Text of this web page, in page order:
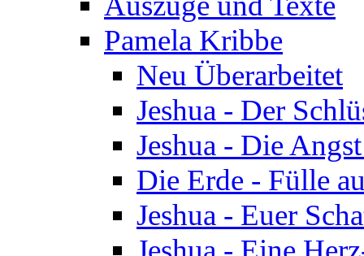
Pamela Kribbe
Neu Überarbeitet
Jeshua - Der
Jeshua - Die
Die Erde - Fülle
Jeshua - Euer